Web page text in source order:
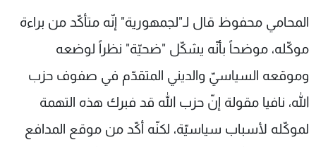
المحامي محفوظ قال لـ"لجمهورية" إنّه متأكّد من براءة
موكّله، موضحاً بأنّه يشكّل "ضحيّة" نظراً لوضعه
وموقعه السياسيّ والديني المتقدّم في صفوف حزب
الله، نافيا مقولة إنّ حزب الله قد فبرك هذه التهمة
لموكّله لأسباب سياسيّة، لكنّه أكّد من موقع المدافع